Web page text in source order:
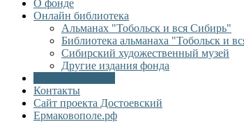
О фонде
Онлайн библиотека
Альманах "Тобольск и вся Сибирь"
Библиотека альманаха "Тобольск и
Сибирский художественный музей
Другие издания фонда
Контакты
Сайт проекта Достоевский
Ермаковополе.рф